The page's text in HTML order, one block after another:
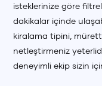
isteklerinize göre
dakikalar içinde
kiralama tipini,
netleştirmeniz
deneyimli ekip sizin